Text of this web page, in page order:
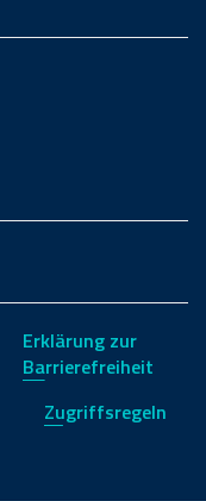
Erklärung zur
Barrierefreiheit
Zugriffsregeln